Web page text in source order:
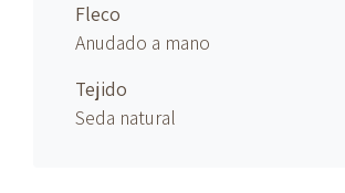
Fleco
Anudado a mano
Tejido
Seda natural